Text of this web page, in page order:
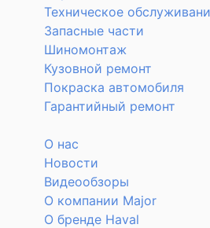
Техническое
Запасные части
Шиномонтаж
Кузовной ремонт
Покраска автомобиля
Гарантийный ремонт
О нас
Новости
Видеообзоры
О компании Major
О бренде Haval